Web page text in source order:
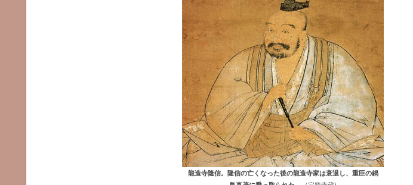
龍造寺隆信。隆信の亡くなった後の龍造寺家は衰退し、重臣の鍋